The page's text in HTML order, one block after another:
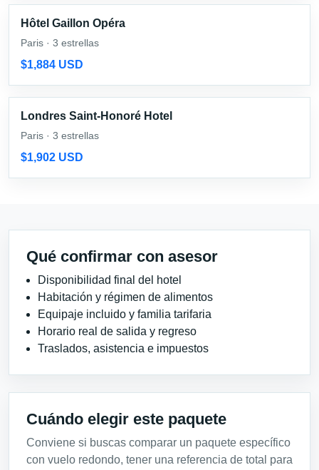
Hôtel Gaillon Opéra
Paris · 3 estrellas
$1,884 USD
Londres Saint-Honoré Hotel
Paris · 3 estrellas
$1,902 USD
Qué confirmar con asesor
Disponibilidad final del hotel
Habitación y régimen de alimentos
Equipaje incluido y familia tarifaria
Horario real de salida y regreso
Traslados, asistencia e impuestos
Cuándo elegir este paquete
Conviene si buscas comparar un paquete específico
con vuelo redondo, tener una referencia de total para